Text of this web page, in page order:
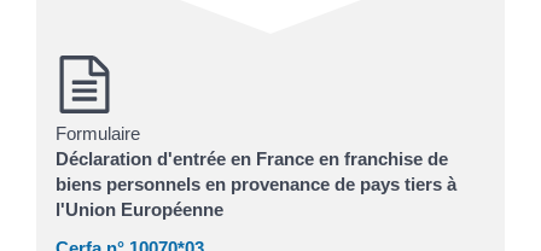
Formulaire
Déclaration d'entrée en France en franchise de
biens personnels en provenance de pays tiers à
l'Union Européenne